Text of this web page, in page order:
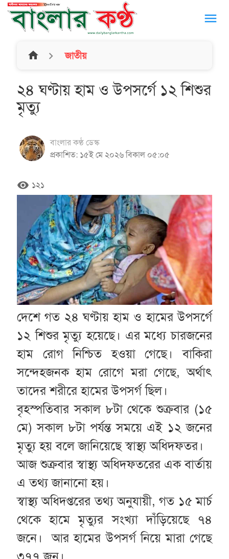
menu
home জাতীয়
২৪ ঘণ্টায় হাম ও উপসর্গে ১২ শিশুর
মৃত্যু
বাংলার কণ্ঠ ডেস্ক
প্রকাশিত: ১৫ই মে ২০২৬ বিকাল ০৫:০৫
remove_red_eye ১২১
দেশে গত ২৪ ঘণ্টায় হাম ও হামের উপসর্গে
১২ শিশুর মৃত্যু হয়েছে। এর মধ্যে চারজনের
হাম রোগ নিশ্চিত হওয়া গেছে। বাকিরা
সন্দেহজনক হাম রোগে মরা গেছে, অর্থাৎ
তাদের শরীরে হামের উপসর্গ ছিল।
বৃহস্পতিবার সকাল ৮টা থেকে শুক্রবার (১৫
মে) সকাল ৮টা পর্যন্ত সময়ে এই ১২ জনের
মৃত্যু হয় বলে জানিয়েছে স্বাস্থ্য অধিদফতর।
আজ শুক্রবার স্বাস্থ্য অধিদফতরের এক বার্তায়
এ তথ্য জানানো হয়।
স্বাস্থ্য অধিদপ্তরের তথ্য অনুযায়ী, গত ১৫ মার্চ
থেকে হামে মৃত্যুর সংখ্যা দাঁড়িয়েছে ৭৪
জনে। আর হামের উপসর্গ নিয়ে মারা গেছে